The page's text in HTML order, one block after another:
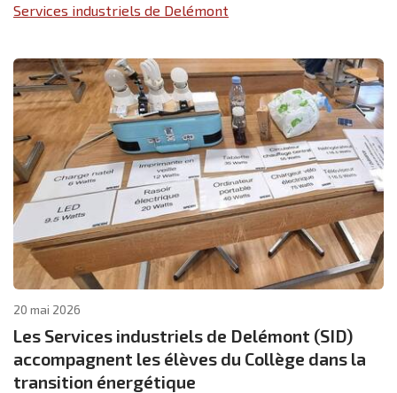
Services industriels de Delémont
20 mai 2026
Les Services industriels de Delémont (SID)
accompagnent les élèves du Collège dans la
transition énergétique